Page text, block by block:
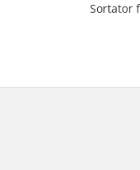
Sortator